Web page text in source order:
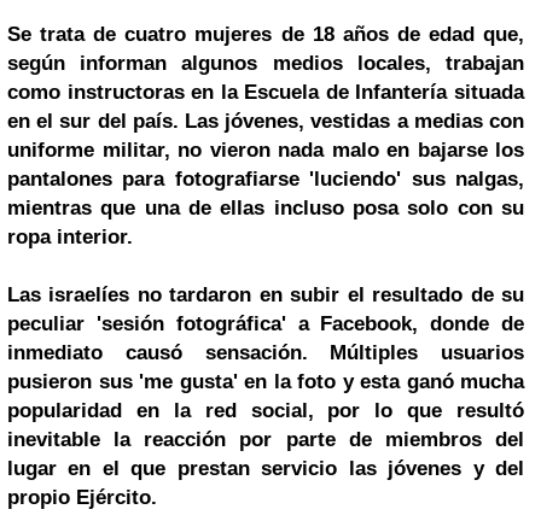
Se trata de cuatro mujeres de 18 años de edad que,
según informan algunos medios locales, trabajan
como instructoras en la Escuela de Infantería situada
en el sur del país. Las jóvenes, vestidas a medias con
uniforme militar, no vieron nada malo en bajarse los
pantalones para fotografiarse 'luciendo' sus nalgas,
mientras que una de ellas incluso posa solo con su
ropa interior.
Las israelíes no tardaron en subir el resultado de su
peculiar 'sesión fotográfica' a Facebook, donde de
inmediato causó sensación. Múltiples usuarios
pusieron sus 'me gusta' en la foto y esta ganó mucha
popularidad en la red social, por lo que resultó
inevitable la reacción por parte de miembros del
lugar en el que prestan servicio las jóvenes y del
propio Ejército.